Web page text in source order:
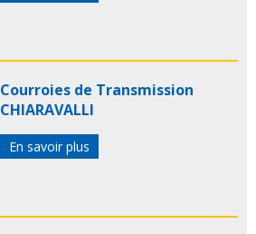
Courroies de Transmission
CHIARAVALLI
En savoir plus